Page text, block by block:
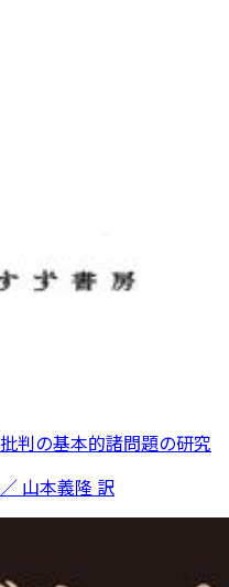
判の基本的諸問題の研究
山本義隆 訳